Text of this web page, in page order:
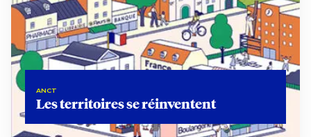
ANCT
Les territoires se réinventent